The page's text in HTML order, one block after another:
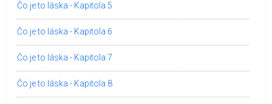
Čo je to láska - Kapitola 5
Čo je to láska - Kapitola 6
Čo je to láska - Kapitola 7
Čo je to láska - Kapitola 8